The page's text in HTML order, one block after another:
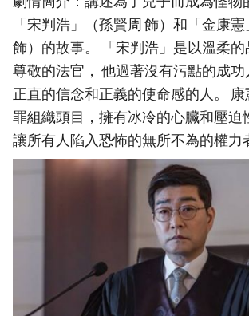
「宋判浩」（孫賢周 飾）和「金康
飾）的故事。 「宋判浩」是以溫柔
尊敬的法官， 他過著沒有污點的成
正直的信念和正義的使命感的人。
罪組織頭目，擁有冰冷的心臟和壓迫
讓所有人陷入恐怖的無所不為的權力